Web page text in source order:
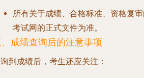
所有关于成绩、合格标准、资格复
考试网的正式文件为准。
成绩查询后的注意事项
到成绩后，考生还应关注：